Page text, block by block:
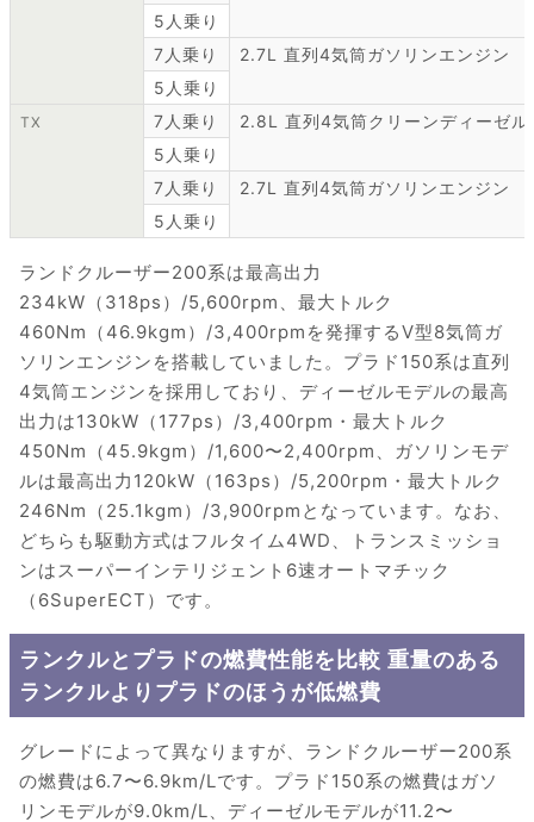
5人乗り
7人乗り
2.7L 直列4気筒ガソリンエンジン
5人乗り
TX 7人乗り
2.8L 直列4気筒クリーンディーゼル
5人乗り
7人乗り
2.7L 直列4気筒ガソリンエンジン
5人乗り
ランドクルーザー200系は最高出力
234kW（318ps）/5,600rpm、最大トルク
460Nm（46.9kgm）/3,400rpmを発揮するV型8気筒ガ
ソリンエンジンを搭載していました。プラド150系は直列
4気筒エンジンを採用しており、ディーゼルモデルの最高
出力は130kW（177ps）/3,400rpm・最大トルク
450Nm（45.9kgm）/1,600〜2,400rpm、ガソリンモデ
ルは最高出力120kW（163ps）/5,200rpm・最大トルク
246Nm（25.1kgm）/3,900rpmとなっています。なお、
どちらも駆動方式はフルタイム4WD、トランスミッショ
ンはスーパーインテリジェント6速オートマチック
（6SuperECT）です。
ランクルとプラドの燃費性能を比較 重量のある
ランクルよりプラドのほうが低燃費
グレードによって異なりますが、ランドクルーザー200系
の燃費は6.7〜6.9km/Lです。プラド150系の燃費はガソ
リンモデルが9.0km/L、ディーゼルモデルが11.2〜